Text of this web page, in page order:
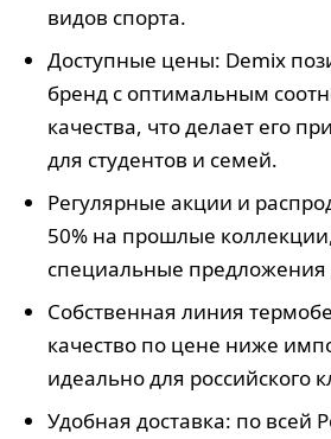
видов спорта.
Доступные цены: Demix
бренд с оптимальным
качества, что делает его
для студентов и семей.
Регулярные акции и
50% на прошлые
специальные предложения
Собственная линия
качество по цене ниже
идеально для российского
Удобная доставка: по всей